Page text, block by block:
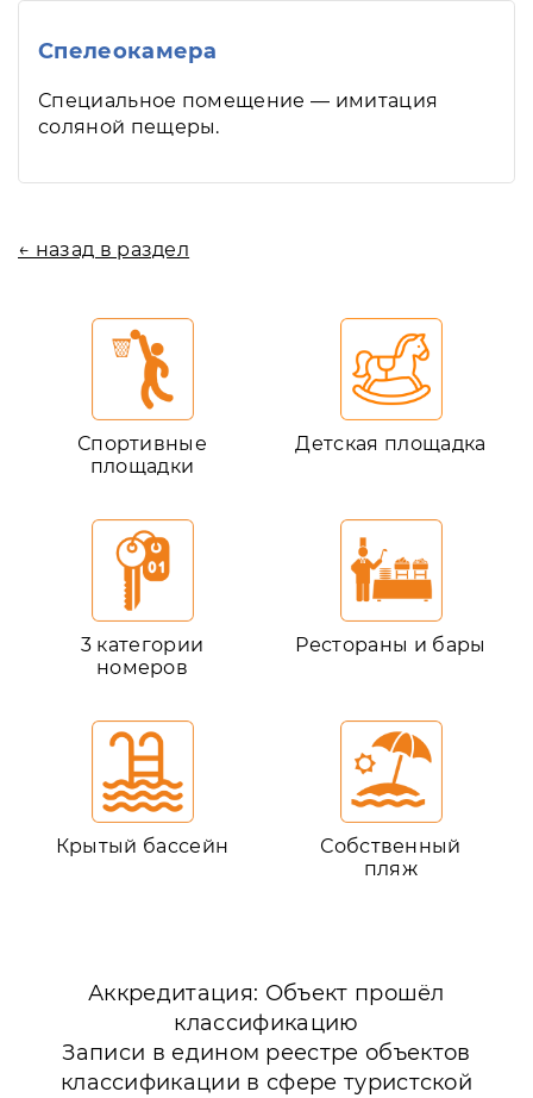
Спелеокамера
Специальное помещение — имитация
соляной пещеры.
← назад в раздел
Спортивные
площадки
Детская площадка
3 категории
номеров
Рестораны и бары
Крытый бассейн
Собственный
пляж
Аккредитация: Объект прошёл
классификацию
Записи в едином реестре объектов
классификации в сфере туристской